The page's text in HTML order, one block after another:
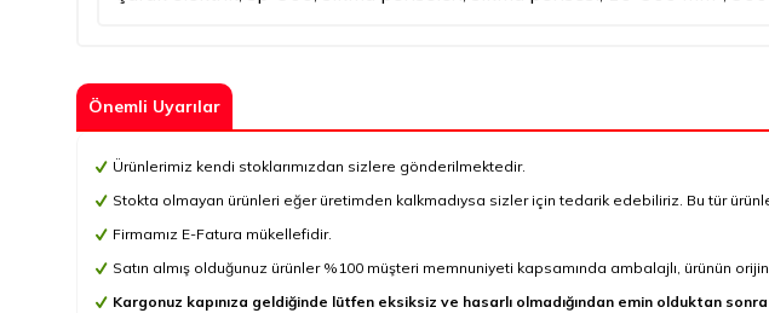
Önemli Uyarılar
Ürünlerimiz kendi stoklarımızdan sizlere gönderilmektedir.
Stokta olmayan ürünleri eğer üretimden kalkmadıysa sizler için tedarik edebiliriz. Bu tür
Firmamız E-Fatura mükellefidir.
Satın almış olduğunuz ürünler %100 müşteri memnuniyeti kapsamında ambalajlı, ürünün
Kargonuz kapınıza geldiğinde lütfen eksiksiz ve hasarlı olmadığından emin olduktan